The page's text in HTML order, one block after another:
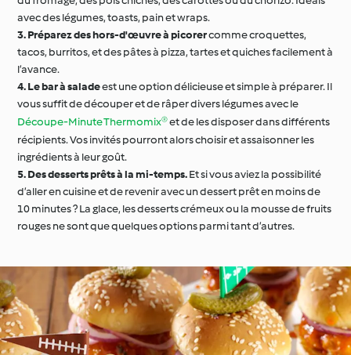
avec des légumes, toasts, pain et wraps.
3.Préparez des hors-d'œuvre à picorercomme croquettes,
tacos, burritos, et des pâtes à pizza, tartes et quiches facilement à
l’avance.
4.Le bar à saladeest une option délicieuse et simple à préparer. Il
vous suffit de découper et de râper divers légumes avec le
Découpe-Minute Thermomix®et de les disposer dans différents
récipients. Vos invités pourront alors choisir et assaisonner les
ingrédients à leur goût.
5.Des desserts prêts à la mi-temps.Et si vous aviez la possibilité
d’aller en cuisine et de revenir avec un dessert prêt en moins de
10 minutes ? La glace, les desserts crémeux ou la mousse de fruits
rouges ne sont que quelques options parmi tant d’autres.